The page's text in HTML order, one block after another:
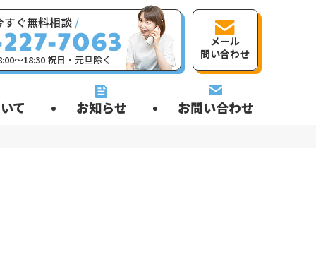
て お知らせ お問い合わせ
すぐ無料相談 /
〜18:30 祝日・元旦除く
メール
問い合わせ